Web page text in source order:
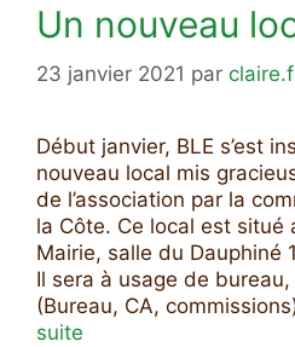
Un nouveau
23 janvier 2021 par
Début janvier, BLE s’est
nouveau local mis
de l’association par la
la Côte. Ce local est situé
Mairie, salle du Dauphiné
Il sera à usage de
(Bureau, CA,
suite